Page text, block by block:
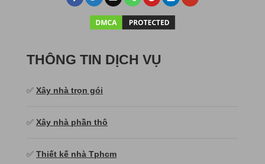
THÔNG TIN DỊCH VỤ
✅ Xây nhà trọn gói
✅ Xây nhà phần thô
✅ Thiết kế nhà Tphcm